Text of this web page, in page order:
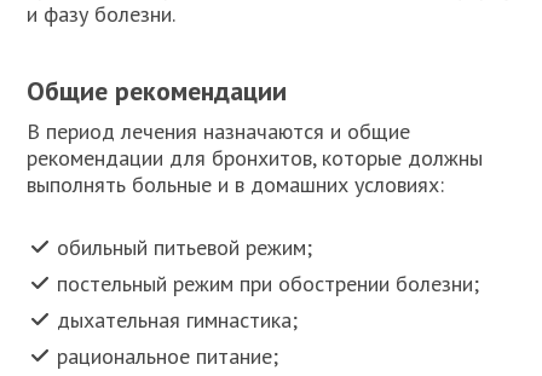
и фазу болезни.
Общие рекомендации
В период лечения назначаются и общие
рекомендации для бронхитов, которые должны
выполнять больные и в домашних условиях:
обильный питьевой режим;
постельный режим при обострении болезни;
дыхательная гимнастика;
рациональное питание;